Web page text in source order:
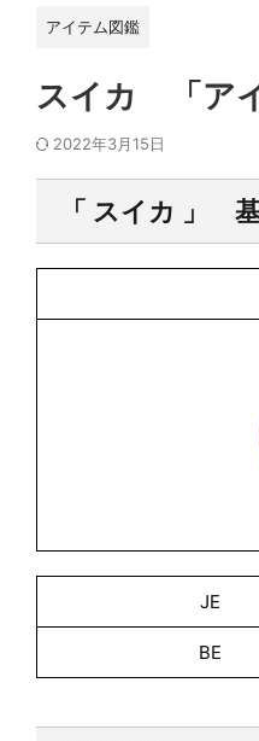
アイテム図鑑
スイカ 「ア
2022年3月15日
「 スイカ 」
JE
BE